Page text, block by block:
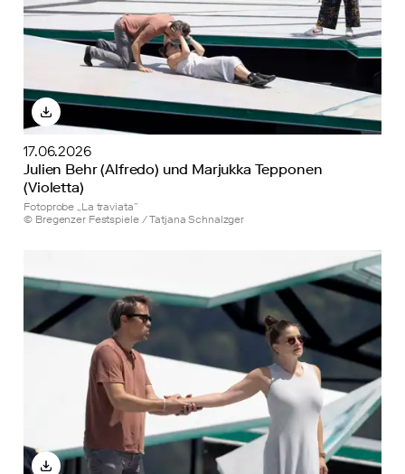
17.06.2026
Julien Behr (Alfredo) und Marjukka Tepponen
(Violetta)
Fotoprobe „La traviata”
© Bregenzer Festspiele / Tatjana Schnalzger